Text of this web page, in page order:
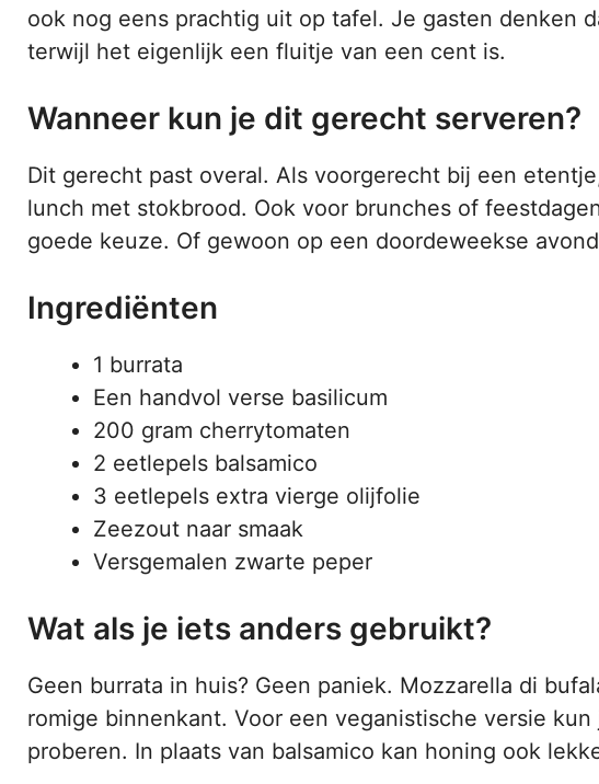
ook nog eens prachtig uit op tafel. Je gasten denken
terwijl het eigenlijk een fluitje van een cent is.
Wanneer kun je dit gerecht serveren?
Dit gerecht past overal. Als voorgerecht bij een
lunch met stokbrood. Ook voor brunches of
goede keuze. Of gewoon op een doordeweekse
Ingrediënten
1 burrata
Een handvol verse basilicum
200 gram cherrytomaten
2 eetlepels balsamico
3 eetlepels extra vierge olijfolie
Zeezout naar smaak
Versgemalen zwarte peper
Wat als je iets anders gebruikt?
Geen burrata in huis? Geen paniek. Mozzarella di
romige binnenkant. Voor een veganistische versie
proberen. In plaats van balsamico kan honing ook